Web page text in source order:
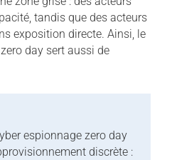
tandis que des acteurs
exposition directe. Ainsi, le
day sert aussi de
espionnage zero day
discrète :